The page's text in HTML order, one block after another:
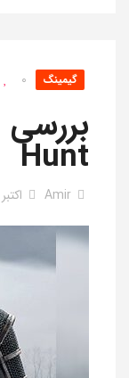
گیمینگ 0
Hunt
Amir اکتبر 11, 2023